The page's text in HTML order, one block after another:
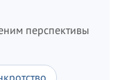
перспективы